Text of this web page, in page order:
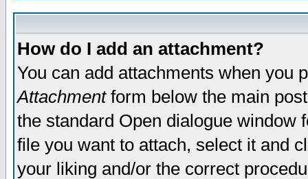
How do I add an attachment?
You can add attachments when you
Attachmentform below the main
the standard Open dialogue window
file you want to attach, select it and
your liking and/or the correct